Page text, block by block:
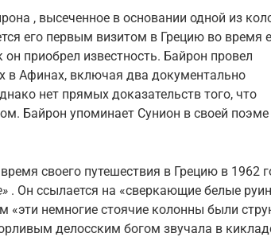
, высеченное в основании одной из
его первым визитом в Грецию во время
приобрел известность. Байрон провел
в Афинах, включая два документально
нет прямых доказательств того, что
Байрон упоминает Сунион в своей поэме
своего путешествия в Грецию в 1962
. Он ссылается на «сверкающие белые
немногие стоячие колонны были
делосским богом звучала в